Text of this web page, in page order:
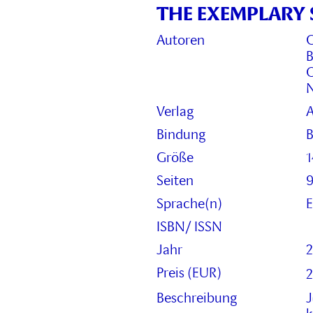
THE
Autoren
Verlag
Bindung
Größe
Seiten
Sprache(n)
ISBN/ ISSN
Jahr
Preis (EUR)
Beschreibung